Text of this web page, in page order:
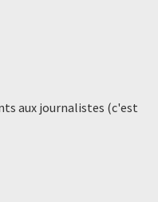
aux journalistes (c'est